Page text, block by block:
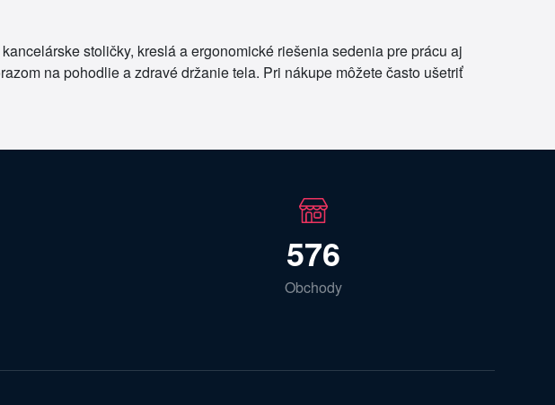
stoličky, kreslá a ergonomické riešenia sedenia pre prácu aj
na pohodlie a zdravé držanie tela. Pri nákupe môžete často ušetriť
576
Obchody